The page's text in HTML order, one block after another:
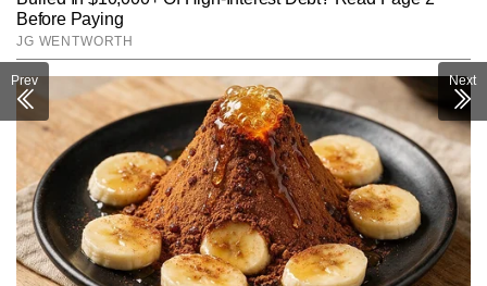
Prev Next